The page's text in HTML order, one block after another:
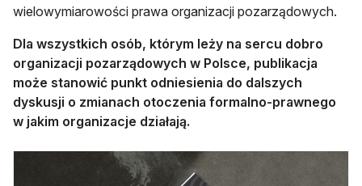
wielowymiarowości prawa organizacji pozarządowych.
Dla wszystkich osób, którym leży na sercu dobro
organizacji pozarządowych w Polsce, publikacja
może stanowić punkt odniesienia do dalszych
dyskusji o zmianach otoczenia formalno-prawnego
w jakim organizacje działają.